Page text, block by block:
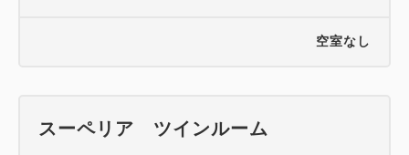
予約制となります
空室なし
スーペリア ツインルーム